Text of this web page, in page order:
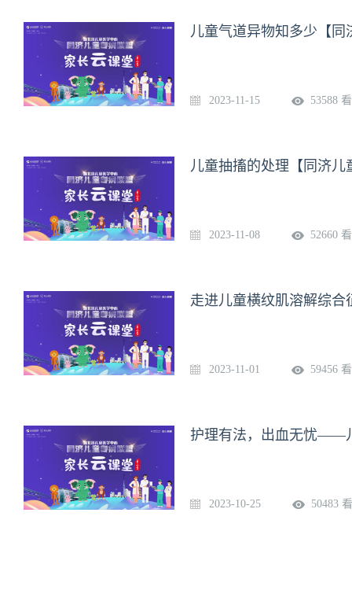
儿童气道异物知多少【同
2023-11-15 53588
儿童抽搐的处理【同济儿
2023-11-08 52660
走进儿童横纹肌溶解综合
2023-11-01 59456
2023-10-25 50483